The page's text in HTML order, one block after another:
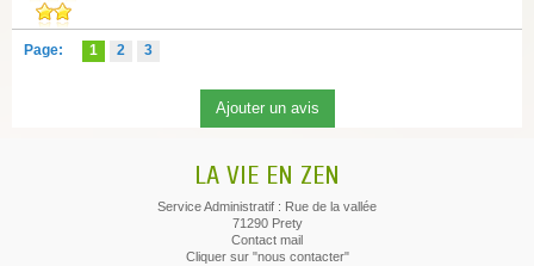
Page: 1 2 3
LA VIE EN ZEN
Service Administratif : Rue de la vallée
71290 Prety
Contact mail
Cliquer sur "nous contacter"